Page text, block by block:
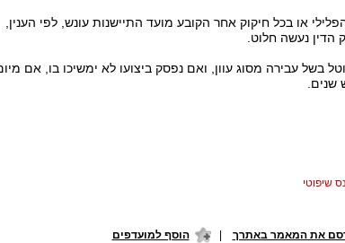
כאמור בסעיף 10 לחוק סדר הדין הפלילי או בכל חיקוק אחר הקובע מועד התיישנות עונש, לפי הענין,
נעשה חלוט.
מינהלי שהוטל בשל עבירה מסוג עוון, ואם נפסק ביצועו לא ימשיכו בו, אם
שיפוטי
את המאמר באתרך | הוסף למועדפים